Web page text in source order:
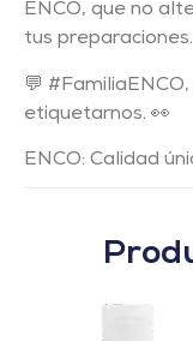
ENCO, que no
tus preparaciones.
💬
etiquetarnos. 👀
ENCO: Calidad